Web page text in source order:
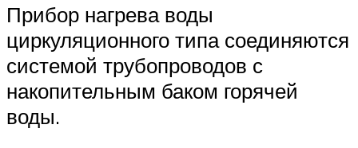
Прибор нагрева воды
циркуляционного типа соединяются
системой трубопроводов с
накопительным баком горячей
воды.